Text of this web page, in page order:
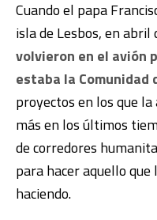
Cuando el papa
isla de Lesbos, enabril
volvieron en el avión
estaba la Comunidad
proyectos en los que
más en los últimos
de corredores
para hacer aquello
haciendo.